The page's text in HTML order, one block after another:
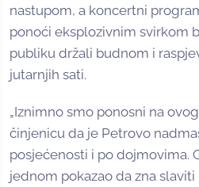
nastupom, a koncertni
ponoći eksplozivnim svirkom
publiku držali budnom i
jutarnjih sati.
„Iznimno smo ponosni na
činjenicu da je Petrovo
posjećenosti i po dojmovima.
jednom pokazao da zna